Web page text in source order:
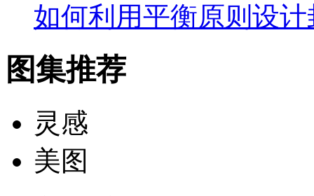
如何利用平衡原则设计
图集推荐
灵感
美图